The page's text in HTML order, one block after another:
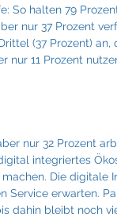
So halten 79
nur 37 Prozent
(37 Prozent) an,
nur 11 Prozent
nur 32 Prozent
integriertes
Die digitale
Service erwarten.
dahin bleibt noch